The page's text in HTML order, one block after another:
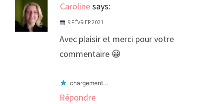
Carolinesays:
9 FÉVRIER 2021
Avec plaisir et merci pour votre
commentaire 😀
chargement…
Répondre